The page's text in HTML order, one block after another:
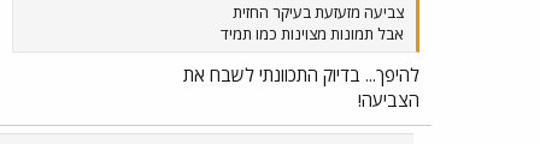
צביעה מזעזעת בעיקר החזית
אבל תמונות מצוינות כמו תמיד
להיפך... בדיוק התכוונתי לשבח את
הצביעה!